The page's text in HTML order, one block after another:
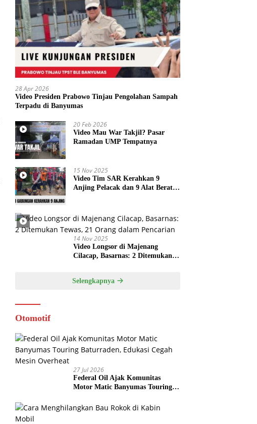
28 Apr 2026
Video Presiden Prabowo Tinjau Pengolahan Sampah
Terpadu di Banyumas
20 Feb 2026
Video Mau War Takjil? Pasar
Ramadan UMP Tempatnya
15 Nov 2025
Video Tim SAR Kerahkan 9
Anjing Pelacak dan 9 Alat Berat
14 Nov 2025
Video Longsor di Majenang
Cilacap, Basarnas: 2 Ditemukan
Selengkapnya
Otomotif
27 Jul 2026
Federal Oil Ajak Komunitas
Motor Matic Banyumas Touring
Overheat